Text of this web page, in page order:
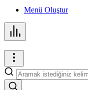
Menü Oluştur